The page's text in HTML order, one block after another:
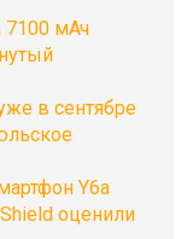
7100 мАч
в сентябре
Y6a
оценили